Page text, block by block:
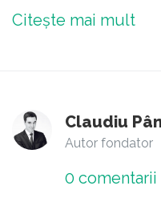
Citește mai mult
Claudiu
Autor fondator
0 comentarii